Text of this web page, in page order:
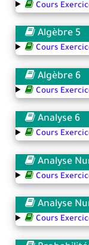
Cours
Algèbre 5
Cours
Algèbre 6
Cours
Analyse 6
Cours
Analyse
Cours
Analyse
Cours